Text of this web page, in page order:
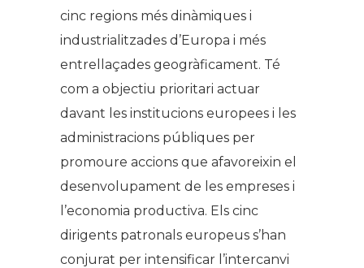
cinc regions més dinàmiques i
industrialitzades d’Europa i més
entrellaçades geogràficament. Té
com a objectiu prioritari actuar
davant les institucions europees i les
administracions públiques per
promoure accions que afavoreixin el
desenvolupament de les empreses i
l’economia productiva. Els cinc
dirigents patronals europeus s’han
conjurat per intensificar l’intercanvi